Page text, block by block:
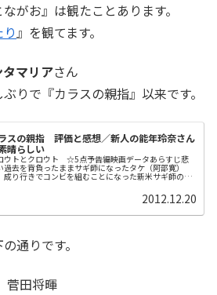
がお』は観たことあります。
』を観てます。
マリアさん
りで『カラスの親指』以来です。
スの親指 評価と感想／新人の能年玲奈さん
晴らしい
ウトとクロウト ☆5点予告編映画データあらすじ悲
過去を背負ったままサギ師になったタケ（阿部寛）
成り行きでコンビを組むことになった新米サギ師のテ
2012.12.20
通りです。
菅田将暉